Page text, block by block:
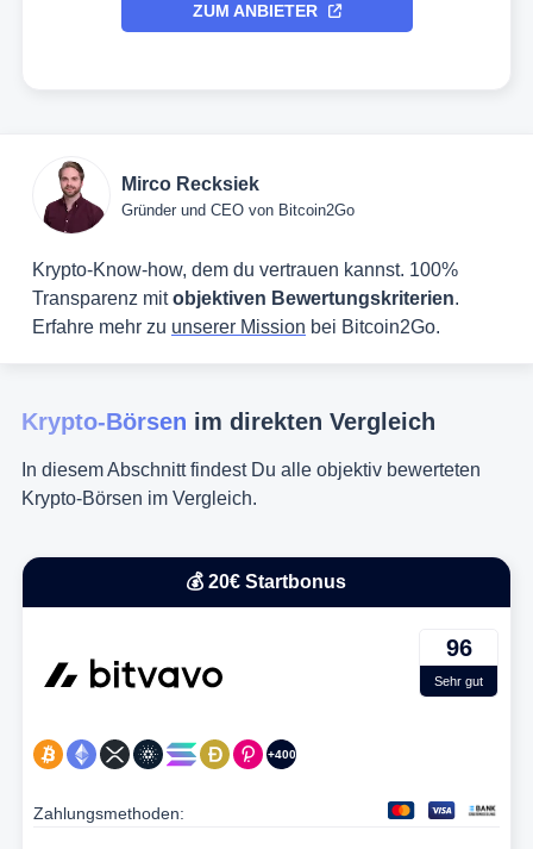
ZUM ANBIETER
Mirco Recksiek
Gründer und CEO von Bitcoin2Go
Krypto-Know-how, dem du vertrauen kannst. 100%
Transparenz mitobjektiven Bewertungskriterien.
Erfahre mehr zu unserer Mission bei Bitcoin2Go.
Krypto-Börsen im direkten Vergleich
In diesem Abschnitt findest Du alle objektiv bewerteten
Krypto-Börsen im Vergleich.
💰 20€ Startbonus
96
Sehr gut
+400
Zahlungsmethoden: